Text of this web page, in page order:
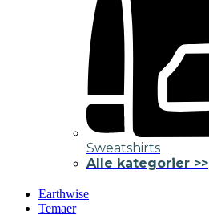
Sweatshirts
Alle kategorier >>
Earthwise
Temaer